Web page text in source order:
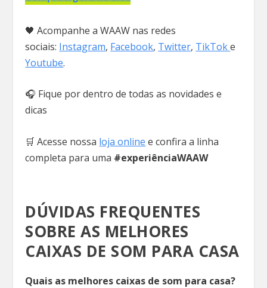
🖤 Acompanhe a WAAW nas redes
sociais: Instagram, Facebook, Twitter, TikToke
Youtube.
🎧 Fique por dentro de todas as novidades e
dicas
🛒 Acesse nossa loja online e confira a linha
completa para uma #experiênciaWAAW
DÚVIDAS FREQUENTES
SOBRE AS MELHORES
CAIXAS DE SOM PARA CASA
Quais as melhores caixas de som para casa?